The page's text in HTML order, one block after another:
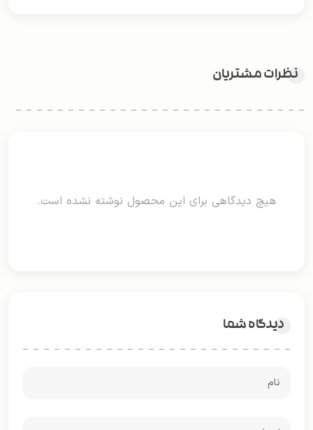
نظرات مشتریان
هیچ دیدگاهی برای این محصول نوشته نشده است.
دیدگاه شما